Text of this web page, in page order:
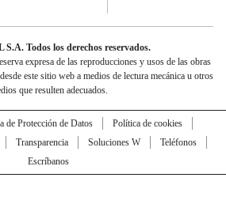
Todos los derechos reservados.
expresa de las reproducciones y usos de las obras
este sitio web a medios de lectura mecánica u otros
que resulten adecuados.
de Protección de Datos
Política de cookies
Transparencia Soluciones W
Teléfonos
Escríbanos